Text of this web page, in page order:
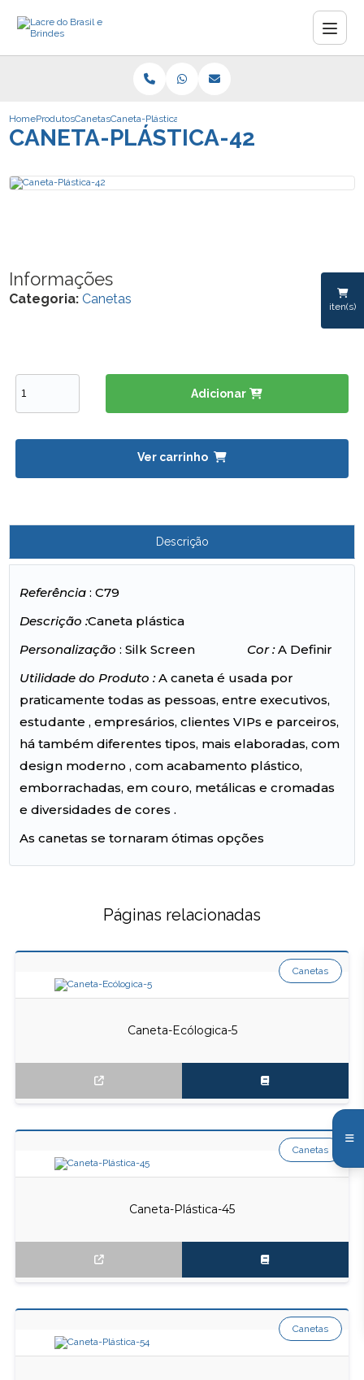
iten(s)
HomeProdutosCanetasCaneta-Plástica-42
CANETA-PLÁSTICA-42
Informações
Categoria: Canetas
Adicionar
Ver carrinho
Descrição
Referência : C79
Descrição :Caneta plástica
Personalização: Silk Screen Cor :A Definir
Utilidade do Produto :A caneta é usada por
praticamente todas as pessoas, entre executivos,
estudante , empresários, clientes VIPs e parceiros,
há também diferentes tipos, mais elaboradas, com
design moderno , com acabamento plástico,
emborrachadas, em couro, metálicas e cromadas
e diversidades de cores .
As canetas se tornaram ótimas opções
Páginas relacionadas
Caneta-Ecólogica-5
Canetas
Caneta-Plástica-45
Canetas
Canetas